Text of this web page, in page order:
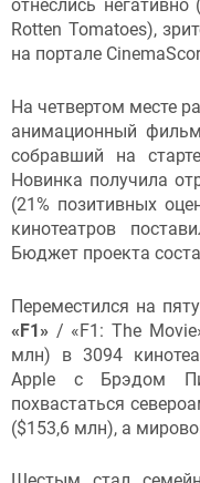
отнеслись
Rotten Tomatoes),
на портале
На четвертом месте
анимационный
собравший на
Новинка получила
(21% позитивных
кинотеатров
Бюджет проекта
Переместился на
«F1» / «F1: The
млн) в 3094
Apple с Брэдом
похвастаться
($153,6 млн), а